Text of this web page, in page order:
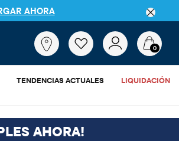
AHORA
de productos a medida que
0
TENDENCIAS ACTUALES LIQUIDACIÓN
AHORA!